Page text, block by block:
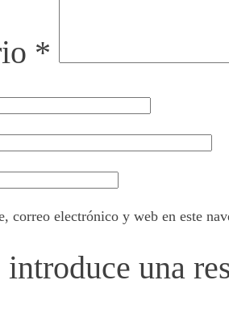
*
correo electrónico y web en este
una